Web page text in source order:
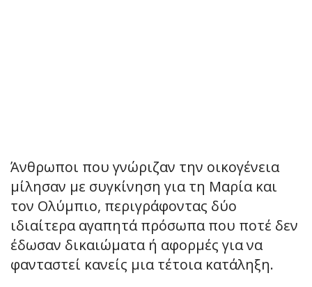
Άνθρωποι που γνώριζαν την οικογένεια
μίλησαν με συγκίνηση για τη Μαρία και
τον Ολύμπιο, περιγράφοντας δύο
ιδιαίτερα αγαπητά πρόσωπα που ποτέ δεν
έδωσαν δικαιώματα ή αφορμές για να
φανταστεί κανείς μια τέτοια κατάληξη.